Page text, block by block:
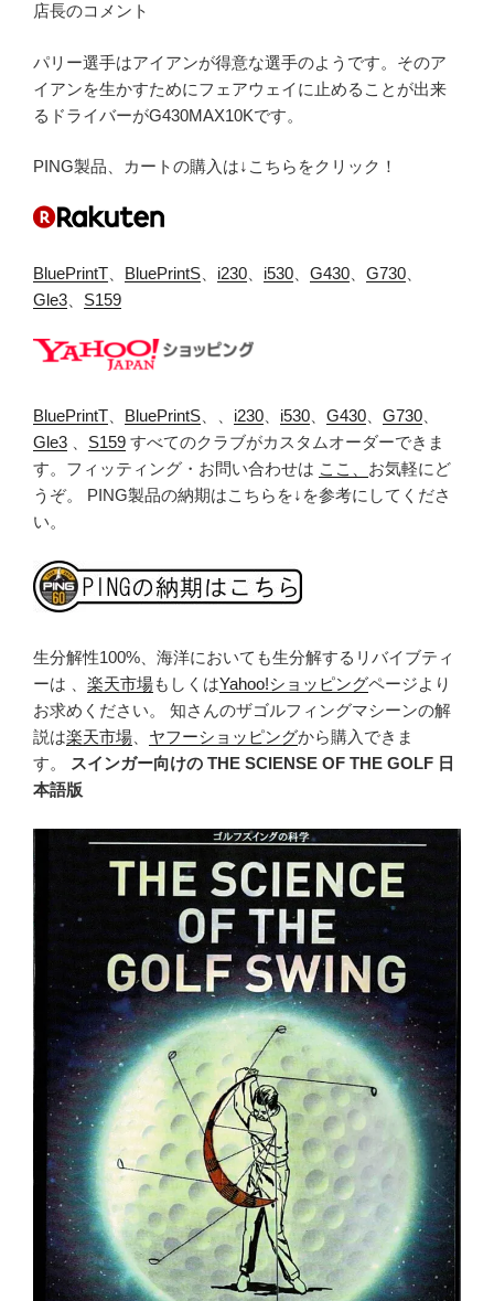
店長のコメント
パリー選手はアイアンが得意な選手のようです。そのア
イアンを生かすためにフェアウェイに止めることが出来
るドライバーがG430MAX10Kです。
PING製品、カートの購入は↓こちらをクリック！
BluePrintT BluePrintS i230 i530 G430 G730
Gle3
S159
BluePrintT BluePrintS i230 i530 G430 G730
Gle3
S159 すべてのクラブがカスタムオーダーできま
す。フィッティング・お問い合わせは ここ、 お気軽にど
うぞ。 PING製品の納期はこちらを↓を参考にしてくださ
い。
生分解性100%、海洋においても生分解するリバイブティ
ーは 、 楽天市場もしくはYahoo!ショッピングページより
お求めください。 知さんのザゴルフィングマシーンの解
説は楽天市場 ヤフーショッピングから購入できま
す。
スインガー向けの THE SCIENSE OF THE GOLF 日
本語版